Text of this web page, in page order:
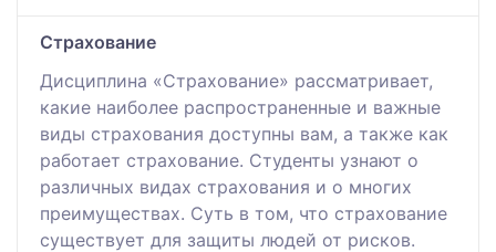
Страхование
Дисциплина «Страхование» рассматривает,
какие наиболее распространенные и важные
виды страхования доступны вам, а также как
работает страхование. Студенты узнают о
различных видах страхования и о многих
преимуществах. Суть в том, что страхование
существует для защиты людей от рисков.